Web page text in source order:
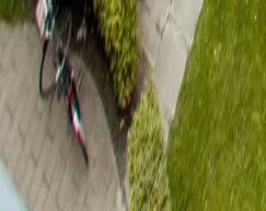
1.10.2026
Rent
DKK
Book viewing